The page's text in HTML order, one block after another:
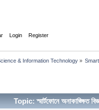
Login Register
& Information Technology»
Topic: স্মার্টফোনে